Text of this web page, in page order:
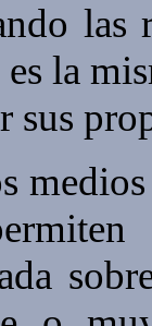
las
la
sus